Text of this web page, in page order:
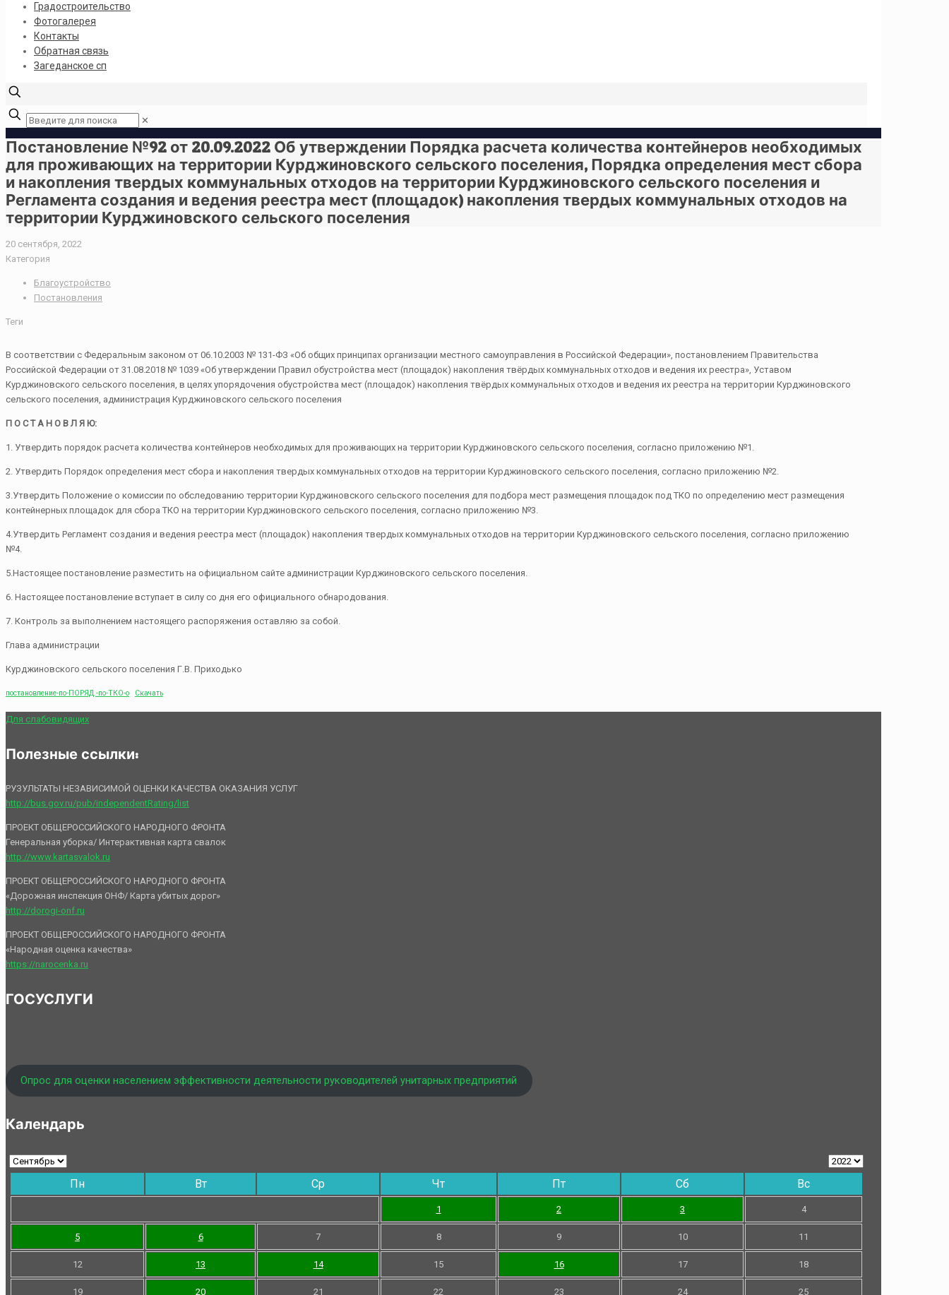
Градостроительство
Фотогалерея
Контакты
Обратная связь
Загеданское сп
✕
Постановление №92 от 20.09.2022 Об утверждении Порядка расчета количества контейнеров необходимых
для проживающих на территории Курджиновского сельского поселения, Порядка определения мест сбора
и накопления твердых коммунальных отходов на территории Курджиновского сельского поселения и
Регламента создания и ведения реестра мест (площадок) накопления твердых коммунальных отходов на
территории Курджиновского сельского поселения
20 сентября, 2022
Категория
Благоустройство
Постановления
Теги
В соответствии с Федеральным законом от 06.10.2003 № 131-ФЗ «Об общих принципах организации местного самоуправления в Российской Федерации», постановлением Правительства
Российской Федерации от 31.08.2018 № 1039 «Об утверждении Правил обустройства мест (площадок) накопления твёрдых коммунальных отходов и ведения их реестра», Уставом
Курджиновского сельского поселения, в целях упорядочения обустройства мест (площадок) накопления твёрдых коммунальных отходов и ведения их реестра на территории Курджиновского
сельского поселения, администрация Курджиновского сельского поселения
П О С Т А Н О В Л Я Ю:
1. Утвердить порядок расчета количества контейнеров необходимых для проживающих на территории Курджиновского сельского поселения, согласно приложению №1.
2. Утвердить Порядок определения мест сбора и накопления твердых коммунальных отходов на территории Курджиновского сельского поселения, согласно приложению №2.
3.Утвердить Положение о комиссии по обследованию территории Курджиновского сельского поселения для подбора мест размещения площадок под ТКО по определению мест размещения
контейнерных площадок для сбора ТКО на территории Курджиновского сельского поселения, согласно приложению №3.
4.Утвердить Регламент создания и ведения реестра мест (площадок) накопления твердых коммунальных отходов на территории Курджиновского сельского поселения, согласно приложению
№4.
5.Настоящее постановление разместить на официальном сайте администрации Курджиновского сельского поселения.
6. Настоящее постановление вступает в силу со дня его официального обнародования.
7. Контроль за выполнением настоящего распоряжения оставляю за собой.
Глава администрации
Курджиновского сельского поселения Г.В. Приходько
постановление-по-ПОРЯД.-по-ТКО-o Скачать
Для слабовидящих
Полезные ссылки:
РУЗУЛЬТАТЫ НЕЗАВИСИМОЙ ОЦЕНКИ КАЧЕСТВА ОКАЗАНИЯ УСЛУГ
http://bus.gov.ru/pub/independentRating/list
ПРОЕКТ ОБЩЕРОССИЙСКОГО НАРОДНОГО ФРОНТА
Генеральная уборка/ Интерактивная карта свалок
http://www.kartasvalok.ru
ПРОЕКТ ОБЩЕРОССИЙСКОГО НАРОДНОГО ФРОНТА
«Дорожная инспекция ОНФ/ Карта убитых дорог»
http://dorogi-onf.ru
ПРОЕКТ ОБЩЕРОССИЙСКОГО НАРОДНОГО ФРОНТА
«Народная оценка качества»
https://narocenka.ru
ГОСУСЛУГИ
Опрос для оценки населением эффективности деятельности руководителей унитарных предприятий
Календарь
Пн Вт Ср Чт Пт Сб Вс
1 2 3 4
5 6 7 8 9 10 11
12 13 14 15 16 17 18
19 20 21 22 23 24 25